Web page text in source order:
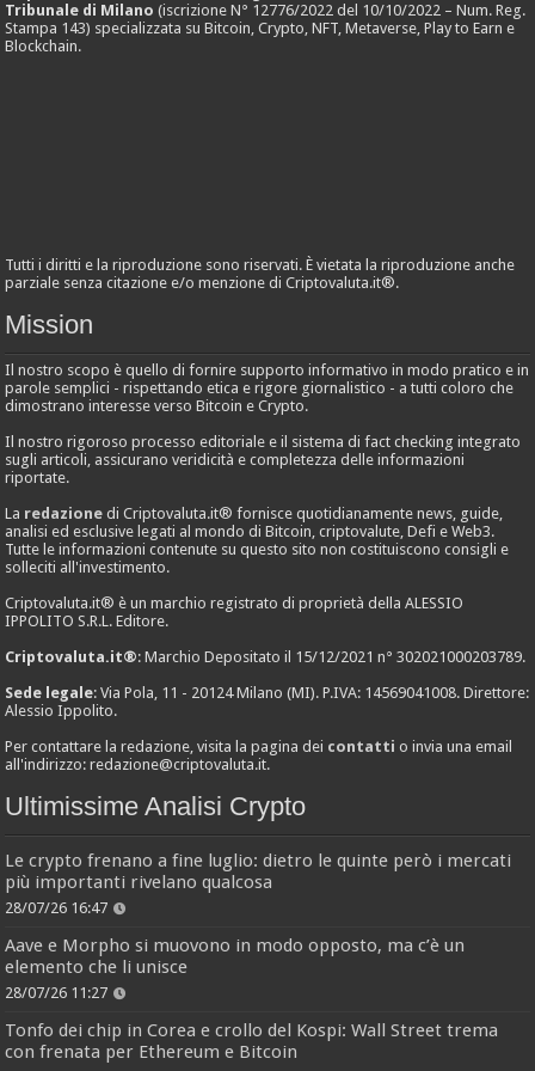
Tribunale di Milano (iscrizione N° 12776/2022 del 10/10/2022 – Num. Reg.
Stampa 143) specializzata su Bitcoin, Crypto, NFT, Metaverse, Play to Earn e
Blockchain.
Tutti i diritti e la riproduzione sono riservati. È vietata la riproduzione anche
parziale senza citazione e/o menzione di Criptovaluta.it®.
Mission
Il nostro scopo è quello di fornire supporto informativo in modo pratico e in
parole semplici - rispettando etica e rigore giornalistico - a tutti coloro che
dimostrano interesse verso Bitcoin e Crypto.
Il nostro rigoroso processo editoriale e il sistema di fact checking integrato
sugli articoli, assicurano veridicità e completezza delle informazioni
riportate.
La redazione di Criptovaluta.it® fornisce quotidianamente news, guide,
analisi ed esclusive legati al mondo di Bitcoin, criptovalute, Defi e Web3.
Tutte le informazioni contenute su questo sito non costituiscono consigli e
solleciti all'investimento.
Criptovaluta.it® è un marchio registrato di proprietà della ALESSIO
IPPOLITO S.R.L. Editore.
Criptovaluta.it®: Marchio Depositato il 15/12/2021 n° 302021000203789.
Sede legale: Via Pola, 11 - 20124 Milano (MI). P.IVA: 14569041008. Direttore:
Alessio Ippolito.
Per contattare la redazione, visita la pagina dei contatti o invia una email
all'indirizzo:redazione@criptovaluta.it.
Ultimissime Analisi Crypto
Le crypto frenano a fine luglio: dietro le quinte però i mercati
più importanti rivelano qualcosa
28/07/26 16:47
Aave e Morpho si muovono in modo opposto, ma c’è un
elemento che li unisce
28/07/26 11:27
Tonfo dei chip in Corea e crollo del Kospi: Wall Street trema
con frenata per Ethereum e Bitcoin